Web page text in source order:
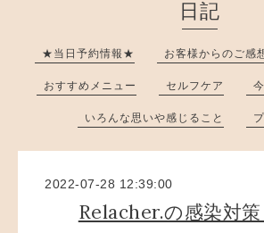
日記
★当日予約情報★ お客様からのご感
おすすめメニュー セルフケア
いろんな思いや感じること
2022-07-28 12:39:00
Relacher.の感染対